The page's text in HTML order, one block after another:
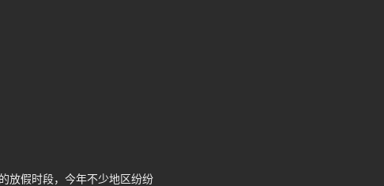
放假时段，今年不少地区纷纷